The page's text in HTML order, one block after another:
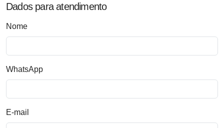
Dados para atendimento
Nome
WhatsApp
E-mail